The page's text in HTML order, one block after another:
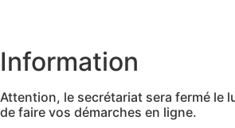
Information
Attention, le secrétariat sera fermé le
de faire vos démarches en ligne.